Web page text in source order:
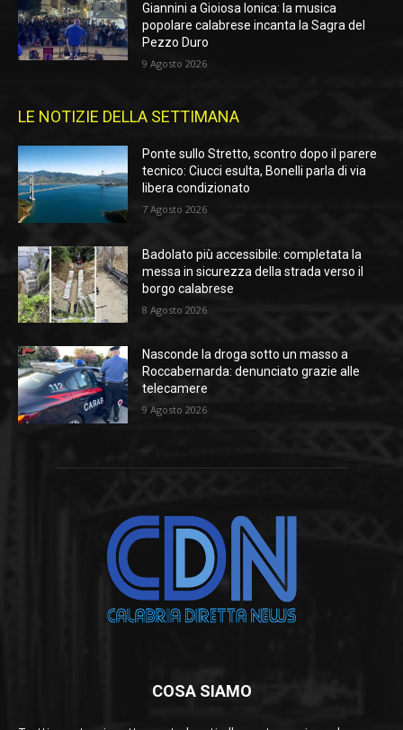
Giannini a Gioiosa Ionica: la musica
popolare calabrese incanta la Sagra del
Pezzo Duro
9 Agosto 2026
LE NOTIZIE DELLA SETTIMANA
Ponte sullo Stretto, scontro dopo il parere
tecnico: Ciucci esulta, Bonelli parla di via
libera condizionato
7 Agosto 2026
Badolato più accessibile: completata la
messa in sicurezza della strada verso il
borgo calabrese
8 Agosto 2026
Nasconde la droga sotto un masso a
Roccabernarda: denunciato grazie alle
telecamere
9 Agosto 2026
COSA SIAMO